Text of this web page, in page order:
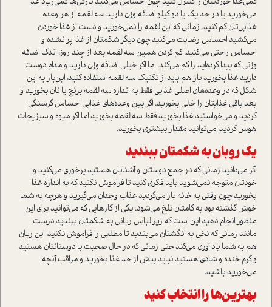
می‌خورید یا در حد یک یا دو کیلو اضافه وزن دارید سه لقمه از هر وعده
غذایی‌تان کم کنید. زمانی که این لقمه را نمی‌خورید و دست از غذا خوردن
می‌کشید احساس رضایت می‌کنید چون دیگر شکمتان از غذا پر نشده و
احساس راحتی می‌کنید. کم کردن همین سه لقمه بعد از چند روز، اندک اضافه
وزنی که پیدا کرده‌اید را کم می‌کند. اما اگر خیلی اضافه وزن دارید و مدام دوست
دارید غذا بخورید باز هم باید از تکنیک سه لقمه استفاده کنید، این‌بار به این
شکل که در وعده‌های اصلی غذایی فقط به اندازه سه لقمه برنج یا نان بخورید و
بعد باقی غذایتان را خالی بخورید. اگر بین وعده‌های غذایی احساس گرسنگی
کردید و می‌خواستید غذا بخورید فقط سه لقمه بخورید اما اگر میوه و سبزیجات
هوس کردید، می‌توانید مقدار بیشتری بخورید.
یک روبان به شکمتان ببندید
اگر می‌دانید زمانی که در جمع دوستان و آشنایان هستید پرخوری می‌کنید و
خودتان متوجه نمی‌شوید باید فکری کنید تا فراموش نکنید که به اندازه غذا
بخورید چون وقتی به خانه باز می‌گردید عذاب وجدان می‌گیرید و هرچه به شما
خوش گذشته بود به کامتان تلخ می‌شود. یکی از کارهایی که می‌توانید برای این
منظور انجام دهید این است که زیر لباس ربانی به شکمتان ببندید درست
مانند زمانی که نخی به انگشتان می‌بندید تا مطلبی را فراموش نکنید، این ربان
هم به شما یاد آوری می‌کند حتی زمانی که در حال صحبت با دوستانتان هستید
و گرم خنده و شادی هستید نباید بیش از حد غذا بخورید و مراقب آنچه
می‌خورید باشید.
بهترین‌ها را انتخاب کنید